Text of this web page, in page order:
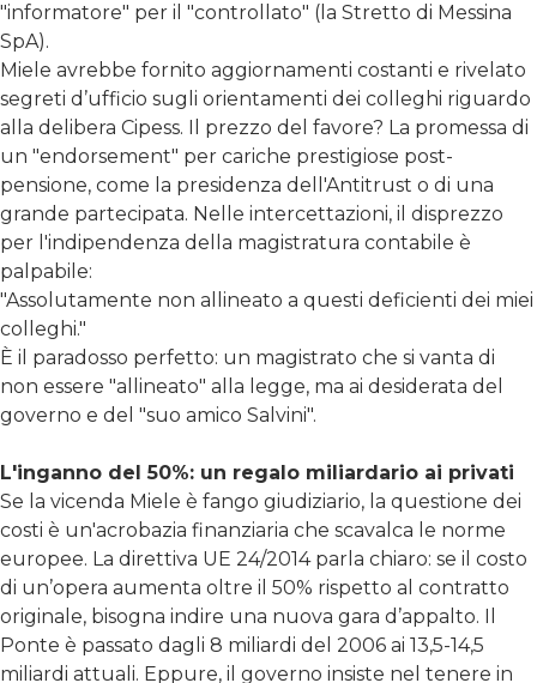
"informatore" per il "controllato" (la Stretto di Messina
SpA).
Miele avrebbe fornito aggiornamenti costanti e rivelato
segreti d’ufficio sugli orientamenti dei colleghi riguardo
alla delibera Cipess. Il prezzo del favore? La promessa di
un "endorsement" per cariche prestigiose post-
pensione, come la presidenza dell'Antitrust o di una
grande partecipata. Nelle intercettazioni, il disprezzo
per l'indipendenza della magistratura contabile è
palpabile:
"Assolutamente non allineato a questi deficienti dei miei
colleghi."
È il paradosso perfetto: un magistrato che si vanta di
non essere "allineato" alla legge, ma ai desiderata del
governo e del "suo amico Salvini".
L'inganno del 50%: un regalo miliardario ai privati
Se la vicenda Miele è fango giudiziario, la questione dei
costi è un'acrobazia finanziaria che scavalca le norme
europee. La direttiva UE 24/2014 parla chiaro: se il costo
di un’opera aumenta oltre il 50% rispetto al contratto
originale, bisogna indire una nuova gara d’appalto. Il
Ponte è passato dagli 8 miliardi del 2006 ai 13,5-14,5
miliardi attuali. Eppure, il governo insiste nel tenere in